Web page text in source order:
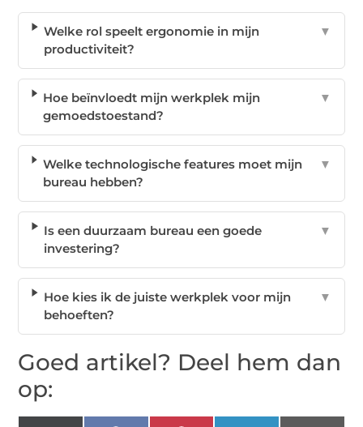
Welke rol speelt ergonomie in mijn
productiviteit?
▼
Hoe beïnvloedt mijn werkplek mijn
gemoedstoestand?
▼
Welke technologische features moet mijn
bureau hebben?
▼
Is een duurzaam bureau een goede
investering?
▼
Hoe kies ik de juiste werkplek voor mijn
behoeften?
▼
Goed artikel? Deel hem dan
op: